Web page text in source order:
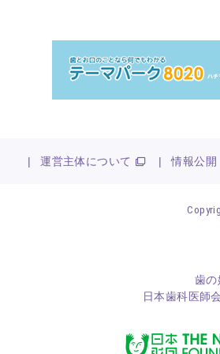
| 運営主体について | 情報公開
歯の
日本歯科医師会